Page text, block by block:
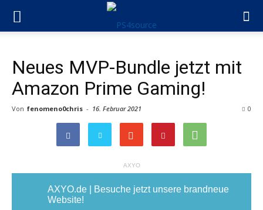
Neues MVP-Bundle jetzt mit
Amazon Prime Gaming!
Von fenomeno0chris - 16. Februar 2021 0
AXYO
AXYO.de | Besuche jetzt unsere brandneue
Website!